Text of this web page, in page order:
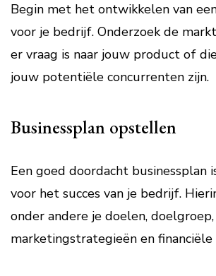
Begin met het ontwikkelen van
voor je bedrijf. Onderzoek de
er vraag is naar jouw product of
jouw potentiële concurrenten zijn.
Businessplan opstellen
Een goed doordacht businessplan
voor het succes van je bedrijf.
onder andere je doelen, doelgroep,
marketingstrategieën en financiële